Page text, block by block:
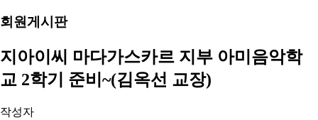
회원게시판
지아이씨 마다가스카르 지부 아미음악학
교 2학기 준비~(김옥선 교장)
작성자